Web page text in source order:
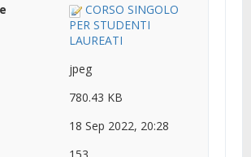
CORSO SINGOLO
PER STUDENTI
LAUREATI
jpeg
780.43 KB
18 Sep 2022, 20:28